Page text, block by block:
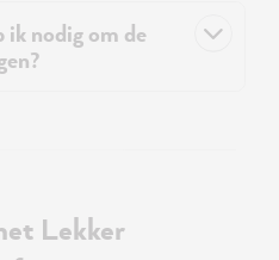
ik nodig om de
Lekker